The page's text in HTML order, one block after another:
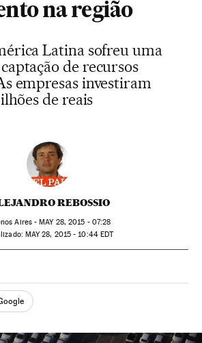
na região
Latina sofreu uma
de recursos
empresas investiram
de reais
REBOSSIO
Aires -MAY28, 2015 - 07:28
MAY28, 2015 - 10:44EDT
en TwitterRedes Sociales